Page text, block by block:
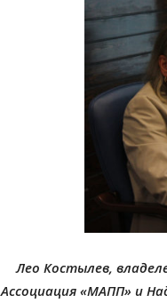
Лео Костылев,
Ассоциация «МАПП» и